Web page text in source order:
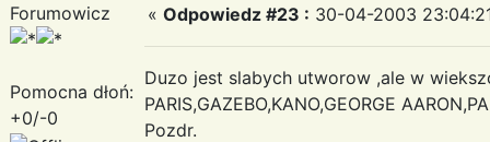
Forumowicz
Pomocna dłoń:
+0/-0
« Odpowiedz #23 : 30-04-2003
Duzo jest slabych utworow ,ale w
PARIS,GAZEBO,KANO,GEORGE
Pozdr.